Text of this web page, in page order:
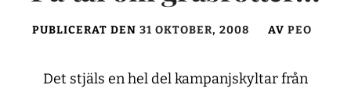
PUBLICERAT DEN 31 OKTOBER, 2008 AV PEO
Det stjäls en hel del kampanjskyltar från